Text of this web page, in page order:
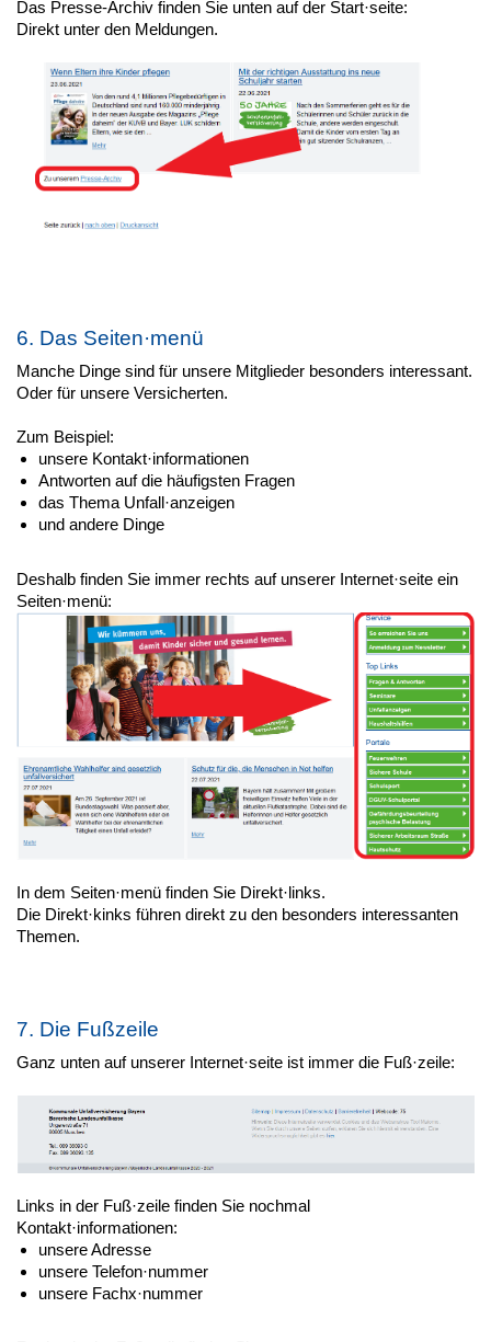
Das Presse-Archiv finden Sie unten auf der Start·seite:
Direkt unter den Meldungen.
6. Das Seiten·menü
Manche Dinge sind für unsere Mitglieder besonders interessant.
Oder für unsere Versicherten.
Zum Beispiel:
unsere Kontakt·informationen
Antworten auf die häufigsten Fragen
das Thema Unfall·anzeigen
und andere Dinge
Deshalb finden Sie immer rechts auf unserer Internet·seite ein
Seiten·menü:
In dem Seiten·menü finden Sie Direkt·links.
Die Direkt·kinks führen direkt zu den besonders interessanten
Themen.
7. Die Fußzeile
Ganz unten auf unserer Internet·seite ist immer die Fuß·zeile:
Links in der Fuß·zeile finden Sie nochmal
Kontakt·informationen:
unsere Adresse
unsere Telefon·nummer
unsere Fachx·nummer